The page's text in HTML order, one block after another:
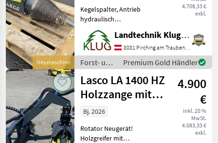
Neumaschine
4.708,33 €
exkl.
Kegelspalter, Antrieb
hydraulisch
Kegelholzspalter Lasco
D1.10.28, geeignet für 2, 5t -
7t Bagger,
Kegeldurchmesser 280 mm,
Ölversorgung 40–150 l/min,
Arbeitsdruck 170
Landtechnik Klug e. U.
8081 Pirching am Traubenberg
Forst- und
Holztechnik
/ Lasco
Premium Gold Händler
Lasco LA 1400 HZ
Holzzange mit
Euroaufnahme.
4.900
€
inkl. 20 %
MwSt.
4.083,33 €
exkl.
Bj. 2026
Rotator Neugerät!
Holzgreifer mit